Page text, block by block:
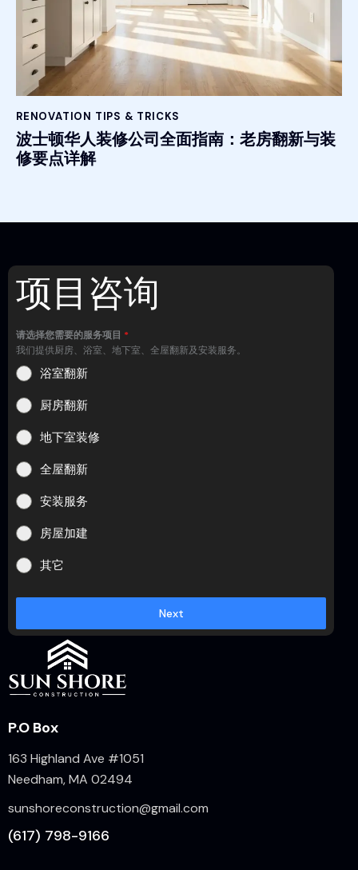
RENOVATION TIPS & TRICKS
波士顿华人装修公司全面指南：老房翻新与装
修要点详解
项目咨询
请选择您需要的服务项目 *
我们提供厨房、浴室、地下室、全屋翻新及安装服务。
浴室翻新
厨房翻新
地下室装修
全屋翻新
安装服务
房屋加建
其它
Next
P.O Box
163 Highland Ave #1051
Needham, MA 02494
sunshoreconstruction@gmail.com
(617) 798-9166